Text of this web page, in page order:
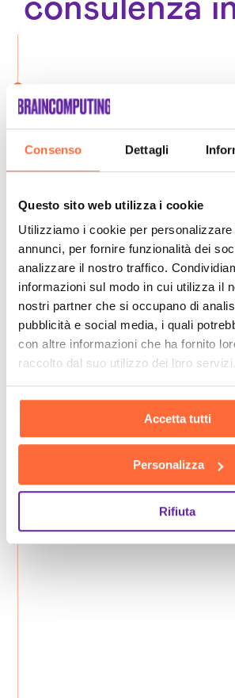
Consenso Dettagli
Questo sito web utilizza i cookie
Utilizziamo i cookie per
annunci, per fornire funzionalità dei
analizzare il nostro traffico.
informazioni sul modo in cui utilizza il
nostri partner che si occupano di
pubblicità e social media, i quali
con altre informazioni che ha fornito
raccolto dal suo utilizzo dei loro servizi.
Accetta tutti
Personalizza
Rifiuta
Sviluppo Soluzioni Intelligenza
consulenza